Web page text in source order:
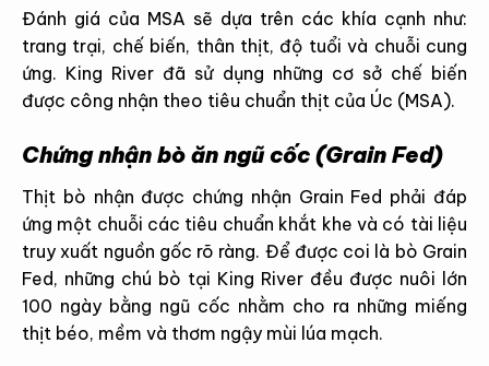
Đánh giá của MSA sẽ dựa trên các khía cạnh như:
trang trại, chế biến, thân thịt, độ tuổi và chuỗi cung
ứng. King River đã sử dụng những cơ sở chế biến
được công nhận theo tiêu chuẩn thịt của Úc (MSA).
Chứng nhận bò ăn ngũ cốc (Grain Fed)
Thịt bò nhận được chứng nhận Grain Fed phải đáp
ứng một chuỗi các tiêu chuẩn khắt khe và có tài liệu
truy xuất nguồn gốc rõ ràng. Để được coi là bò Grain
Fed, những chú bò tại King River đều được nuôi lớn
100 ngày bằng ngũ cốc nhằm cho ra những miếng
thịt béo, mềm và thơm ngậy mùi lúa mạch.